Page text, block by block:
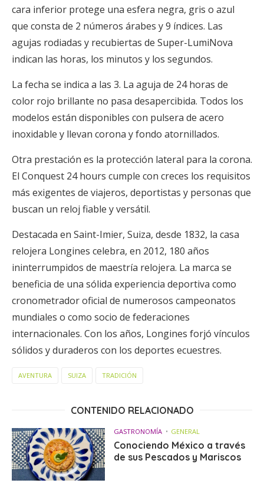
cara inferior protege una esfera negra, gris o azul
que consta de 2 números árabes y 9 índices. Las
agujas rodiadas y recubiertas de Super-LumiNova
indican las horas, los minutos y los segundos.
La fecha se indica a las 3. La aguja de 24 horas de
color rojo brillante no pasa desapercibida. Todos los
modelos están disponibles con pulsera de acero
inoxidable y llevan corona y fondo atornillados.
Otra prestación es la protección lateral para la corona.
El Conquest 24 hours cumple con creces los requisitos
más exigentes de viajeros, deportistas y personas que
buscan un reloj fiable y versátil.
Destacada en Saint-Imier, Suiza, desde 1832, la casa
relojera Longines celebra, en 2012, 180 años
ininterrumpidos de maestría relojera. La marca se
beneficia de una sólida experiencia deportiva como
cronometrador oficial de numerosos campeonatos
mundiales o como socio de federaciones
internacionales. Con los años, Longines forjó vínculos
sólidos y duraderos con los deportes ecuestres.
AVENTURA SUIZA TRADICIÓN
CONTENIDO RELACIONADO
GASTRONOMÍA GENERAL
Conociendo México a través
de sus Pescados y Mariscos